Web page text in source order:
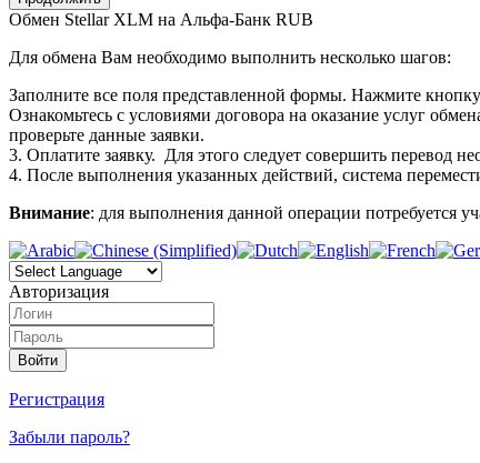
Обмен Stellar XLM на Альфа-Банк RUB
Для обмена Вам необходимо выполнить несколько шагов:
Заполните все поля представленной формы. Нажмите
Ознакомьтесь с условиями договора на оказание услуг
проверьте данные заявки.
3. Оплатите заявку. Для этого следует совершить перевод
4. После выполнения указанных действий, система
Внимание: для выполнения данной операции потребуется
Авторизация
Регистрация
Забыли пароль?